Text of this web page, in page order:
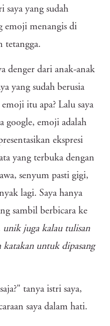
saya yang sudah
emoji menangis di
tetangga.
denger dari anak-anak
yang sudah berusia
itu apa? Lalu saya
google, emoji adalah
ekspresi
yang terbuka dengan
senyum pasti gigi,
lagi. Saya hanya
sambil berbicara ke
unik juga kalau tulisan
untuk dipasang
tanya istri saya,
saya dalam hati.